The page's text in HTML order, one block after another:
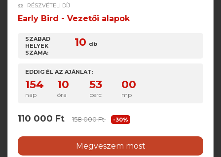
RÉSZVÉTELI DÍJ
Early Bird - Vezetői alapok
SZABAD
HELYEK
SZÁMA:
10 db
EDDIG ÉL AZ AJÁNLAT:
154 10 52 59
nap óra perc mp
110 000 Ft 158 000 Ft -30%
Megveszem most